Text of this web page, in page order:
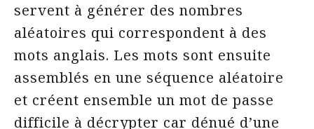
servent à générer des nombres
aléatoires qui correspondent à des
mots anglais. Les mots sont ensuite
assemblés en une séquence aléatoire
et créent ensemble un mot de passe
difficile à décrypter car dénué d’une